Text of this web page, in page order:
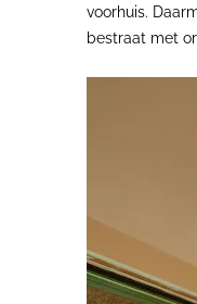
voorhuis.
bestraat met